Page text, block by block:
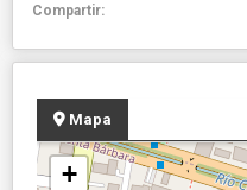
Compartir:
Mapa
+